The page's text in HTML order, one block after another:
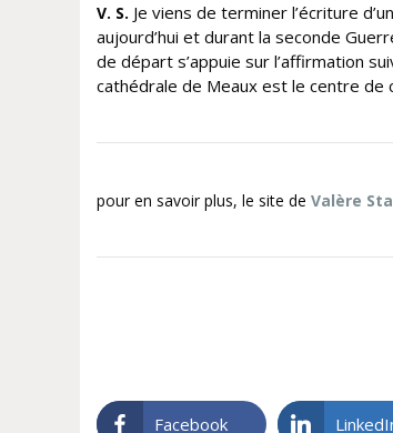
V. S. Je viens de terminer l’écriture
aujourd’hui et durant la seconde
de départ s’appuie sur l’affirmation
cathédrale de Meaux est le centre de
pour en savoir plus, le site de Valère
Facebook